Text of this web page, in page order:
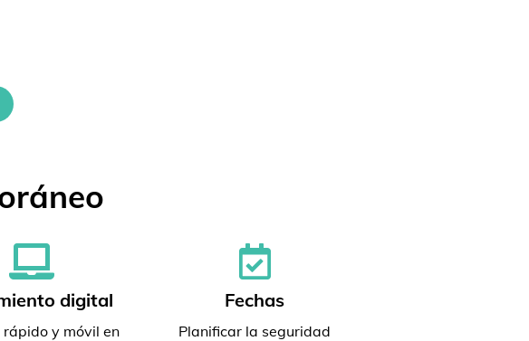
digital
rápido y móvil en
Fechas
Planificar la seguridad